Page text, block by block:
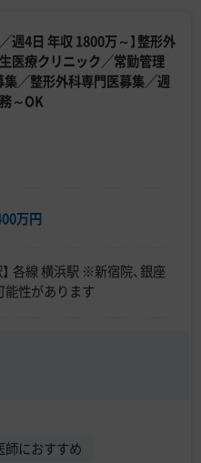
／週4日 年収 1800万～】整形外
医療クリニック／常勤管理
集／整形外科専門医募集／週
～OK
万円
各線 横浜駅 ※新宿院、銀座
性があります
師におすすめ